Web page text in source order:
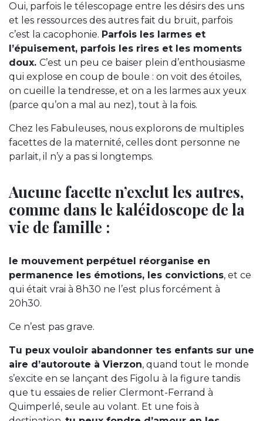
Oui, parfois le télescopage entre les désirs des uns
et les ressources des autres fait du bruit, parfois
c’est la cacophonie. Parfois les larmes et
l’épuisement, parfois les rires et les moments
doux. C’est un peu ce baiser plein d’enthousiasme
qui explose en coup de boule : on voit des étoiles,
on cueille la tendresse, et on a les larmes aux yeux
(parce qu’on a mal au nez), tout à la fois.
Chez les Fabuleuses, nous explorons de multiples
facettes de la maternité, celles dont personne ne
parlait, il n’y a pas si longtemps.
Aucune facette n’exclut les autres,
comme dans le kaléidoscope de la
vie de famille :
le mouvement perpétuel réorganise en
permanence les émotions, les convictions, et ce
qui était vrai à 8h30 ne l’est plus forcément à
20h30.
Ce n’est pas grave.
Tu peux vouloir abandonner tes enfants sur une
aire d’autoroute à Vierzon, quand tout le monde
s’excite en se lançant des Figolu à la figure tandis
que tu essaies de relier Clermont-Ferrand à
Quimperlé, seule au volant. Et une fois à